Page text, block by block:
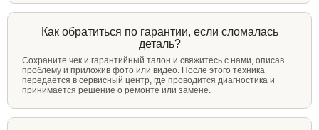
Как обратиться по гарантии, если сломалась
деталь?
Сохраните чек и гарантийный талон и свяжитесь с нами, описав
проблему и приложив фото или видео. После этого техника
передаётся в сервисный центр, где проводится диагностика и
принимается решение о ремонте или замене.